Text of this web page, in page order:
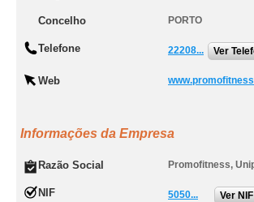
Concelho PORTO
Telefone 22208... Ver
Web
Informações da Empresa
Razão Social Promofitness,
NIF 5050... Ver NIF